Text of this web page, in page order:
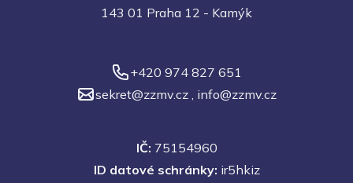
143 01 Praha 12 - Kamýk
+420 974 827 651
sekret@zzmv.cz , info@zzmv.cz
IČ: 75154960
ID datové schránky: ir5hkiz